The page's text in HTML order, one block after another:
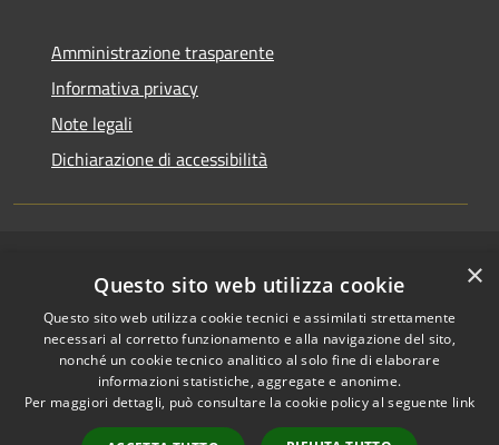
Amministrazione trasparente
Informativa privacy
Note legali
Dichiarazione di accessibilità
Accessibilità
Privacy
Cookie
Mappa del sito
Area riservata
amministratori comunali
Copyright © 2026 • Comune di
Riccione • Powered by
Municipium•Accesso
redazione
×
Questo sito web utilizza cookie
Questo sito web utilizza cookie tecnici e assimilati strettamente
necessari al corretto funzionamento e alla navigazione del sito,
nonché un cookie tecnico analitico al solo fine di elaborare
informazioni statistiche, aggregate e anonime.
Per maggiori dettagli, può consultare la cookie policy al seguente link